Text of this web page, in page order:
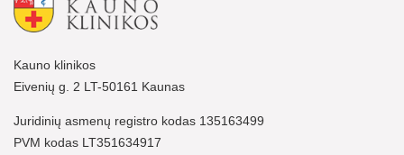
Kauno klinikos
Eivenių g. 2 LT-50161 Kaunas
Juridinių asmenų registro kodas 135163499
PVM kodas LT351634917